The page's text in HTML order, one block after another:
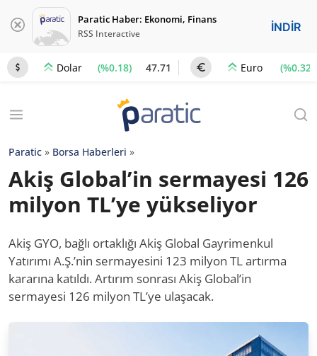
Paratic Haber: Ekonomi, Finans
RSS Interactive İNDİR
Dolar (%0.18) 47.71 Euro (%0.32)
Paratic » Borsa Haberleri »
Akiş Global’in sermayesi 126
milyon TL’ye yükseliyor
Akiş GYO, bağlı ortaklığı Akiş Global Gayrimenkul
Yatırımı A.Ş.’nin sermayesini 123 milyon TL artırma
kararına katıldı. Artırım sonrası Akiş Global’in
sermayesi 126 milyon TL’ye ulaşacak.